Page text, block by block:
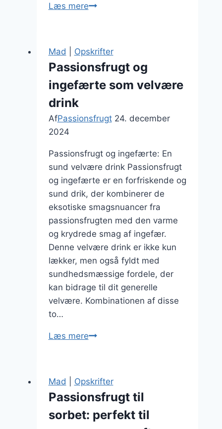
Læs merePassionsfrugt
fløde
chokolade
Mad Opskrifter
Passionsfrugt og
ingefærte som velvære
drink
AfPassionsfrugt 24. december
2024
Passionsfrugt og ingefærte: En
sund velvære drink Passionsfrugt
og ingefærte er en forfriskende og
sund drik, der kombinerer de
eksotiske smagsnuancer fra
passionsfrugten med den varme
og krydrede smag af ingefær.
Denne velvære drink er ikke kun
lækker, men også fyldt med
sundhedsmæssige fordele, der
kan bidrage til dit generelle
velvære. Kombinationen af disse
to…
Læs merePassionsfrugt
som
drink
Mad Opskrifter
Passionsfrugt til
sorbet: perfekt til